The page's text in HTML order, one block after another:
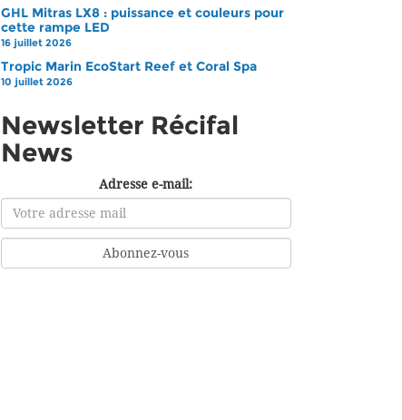
GHL Mitras LX8 : puissance et couleurs pour
cette rampe LED
16 juillet 2026
Tropic Marin EcoStart Reef et Coral Spa
10 juillet 2026
Newsletter Récifal
News
Adresse e-mail: